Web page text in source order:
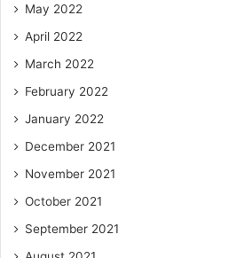
May 2022
April 2022
March 2022
February 2022
January 2022
December 2021
November 2021
October 2021
September 2021